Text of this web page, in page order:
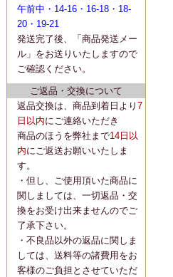
午前中・14-16・16-18・18-
20・19-21
発送完了後、「商品発送メー
ル」をお送りいたしますので
ご確認ください。
ご返品・交換について
返品交換は、商品到着日より 7
日以内にご連絡いただき
商品のほうを弊社まで14日以
内にご返送お願いいたしま
す。
・但し、ご使用頂いた商品に
関しましては、一切返品・交
換をお受け出来ませんのでご
了承下さい。
・不良品以外の返品に関しま
しては、送料等の諸費用をお
客様のご負担とさせていただ